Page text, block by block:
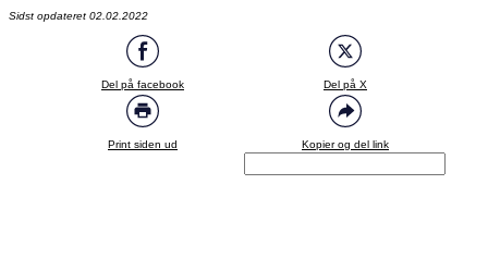
Sidst opdateret 02.02.2022
Del på facebook Del på X
Print siden ud Kopier og del link